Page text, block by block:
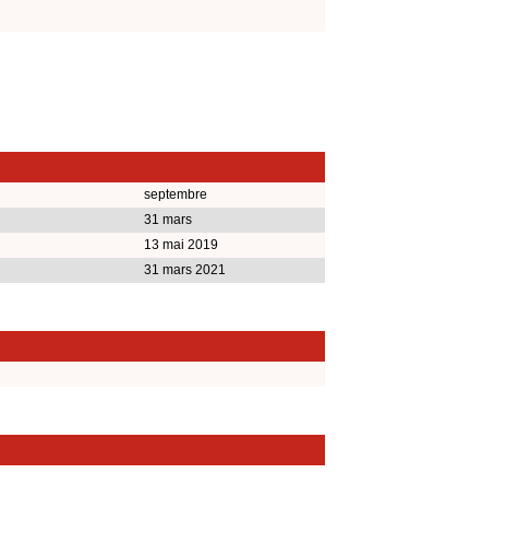
septembre
31 mars
13 mai 2019
31 mars 2021